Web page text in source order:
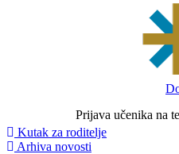
Prijava učenika na
Kutak za roditelje
Arhiva novosti